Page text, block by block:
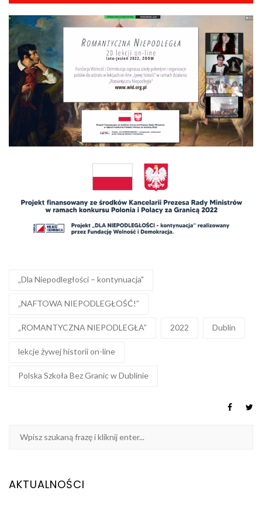
„Dla Niepodległości – kontynuacja"
„NAFTOWA NIEPODLEGŁOŚĆ!”
„ROMANTYCZNA NIEPODLEGŁA” 2022 Dublin
lekcje żywej historii on-line
Polska Szkoła Bez Granic w Dublinie
AKTUALNOŚCI